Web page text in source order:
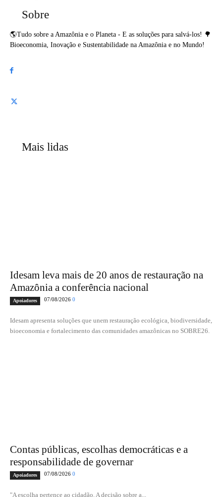
Sobre
🌎Tudo sobre a Amazônia e o Planeta - E as soluções para salvá-los! 🌳
Bioeconomia, Inovação e Sustentabilidade na Amazônia e no Mundo!
Mais lidas
Idesam leva mais de 20 anos de restauração na
Amazônia a conferência nacional
Apoiadores 07/08/2026 0
Idesam apresenta soluções que unem restauração ecológica, biodiversidade,
bioeconomia e fortalecimento das comunidades amazônicas no SOBRE26.
Contas públicas, escolhas democráticas e a
responsabilidade de governar
Apoiadores 07/08/2026 0
"A escolha pertence ao cidadão. A decisão sobre a...